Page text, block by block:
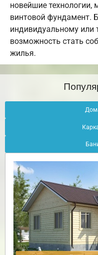
новейшие технологии,
винтовой фундамент.
индивидуальному или
возможность стать
жилья.